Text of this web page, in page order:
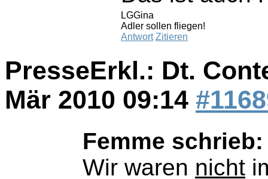
LGGina
Adler sollen fliegen!
Antwort Zitieren
PresseErkl.: Dt.
Mär 2010 09:14
Femme schrieb:
Wir waren nicht